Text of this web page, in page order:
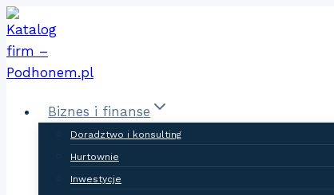
Skip
to
content
Biznes i finanse
Doradztwo i konsulting
Hurtownie
Inwestycje